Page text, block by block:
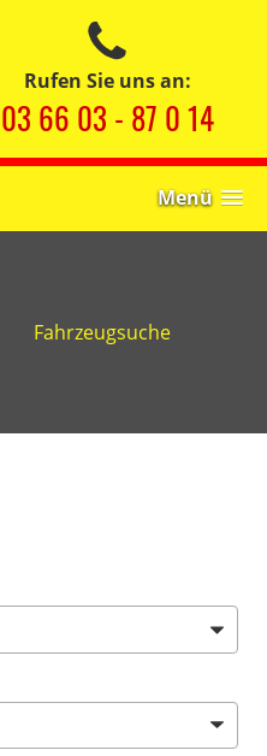
Rufen Sie uns an:
03 66 03 - 87 0 14
Menü
Fahrzeugsuche